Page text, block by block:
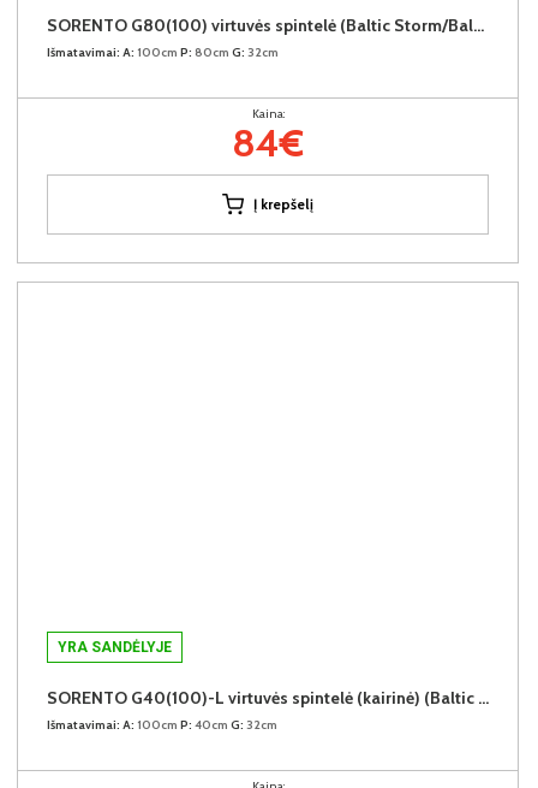
SORENTO G80(100) virtuvės spintelė (Baltic Storm/Baltic Storm)
Išmatavimai: A: 100cm P: 80cm G: 32cm
Kaina:
84€
Į krepšelį
YRA SANDĖLYJE
SORENTO G40(100)-L virtuvės spintelė (kairinė) (Baltic Storm/Beige)
Išmatavimai: A: 100cm P: 40cm G: 32cm